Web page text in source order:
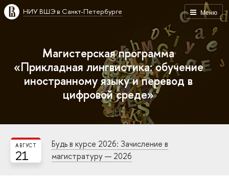
Меню
НИУ ВШЭ в Санкт-Петербурге
Магистерская программа
«Прикладная лингвистика: обучение
иностранному языку и перевод в
цифровой среде»
21
АВГУСТ
Будь в курсе 2026: Зачисление в
магистратуру — 2026